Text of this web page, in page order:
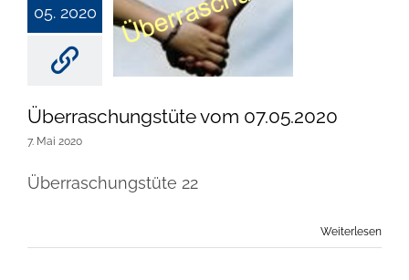
05. 2020
Überraschungstüte
vom 07.05.2020
Überraschungstüte vom 07.05.2020
7. Mai 2020
Überraschungstüte 22
Weiterlesen